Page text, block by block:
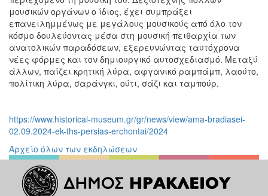
μουσικών οργάνων ο ίδιος, έχει συμπράξει
επανειλημμένως με μεγάλους μουσικούς από όλο τον
κόσμο δουλεύοντας μέσα στη μουσική πειθαρχία των
ανατολικών παραδόσεων, εξερευνώντας ταυτόχρονα
νέες φόρμες και τον δημιουργικό αυτοσχεδιασμό. Μεταξύ
άλλων, παίζει κρητική λύρα, αφγανικό ραμπάμπ, λαούτο,
πολίτικη λύρα, σαράνγκι, ούτι, σάζι και ταμπούρ.
https://www.historical-museum.gr/gr/news/view/ama-bradiasei-
02.09.2024-ek-ths-persias-erchontai/2024
Αρχείο όλων των εκδηλώσεων